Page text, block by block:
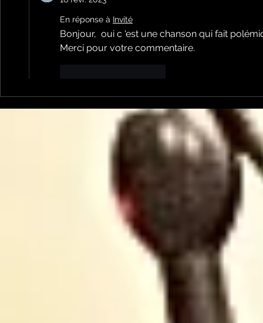
En réponse à Invité
Bonjour,  oui c 'est une chanson qui fait
Merci pour votre commentaire.